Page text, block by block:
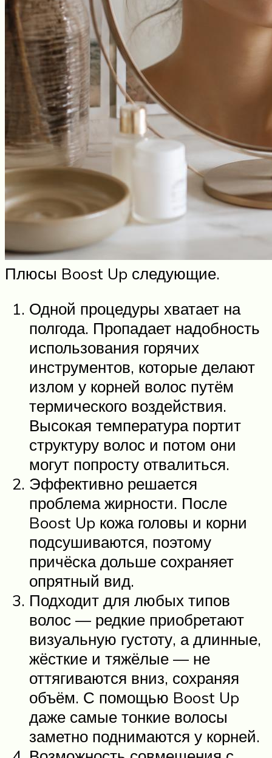
Плюсы Boost Up следующие.
Одной процедуры хватает на
полгода. Пропадает надобность
использования горячих
инструментов, которые делают
излом у корней волос путём
термического воздействия.
Высокая температура портит
структуру волос и потом они
могут попросту отвалиться.
Эффективно решается
проблема жирности. После
Boost Up кожа головы и корни
подсушиваются, поэтому
причёска дольше сохраняет
опрятный вид.
Подходит для любых типов
волос — редкие приобретают
визуальную густоту, а длинные,
жёсткие и тяжёлые — не
оттягиваются вниз, сохраняя
объём. С помощью Boost Up
даже самые тонкие волосы
заметно поднимаются у корней.